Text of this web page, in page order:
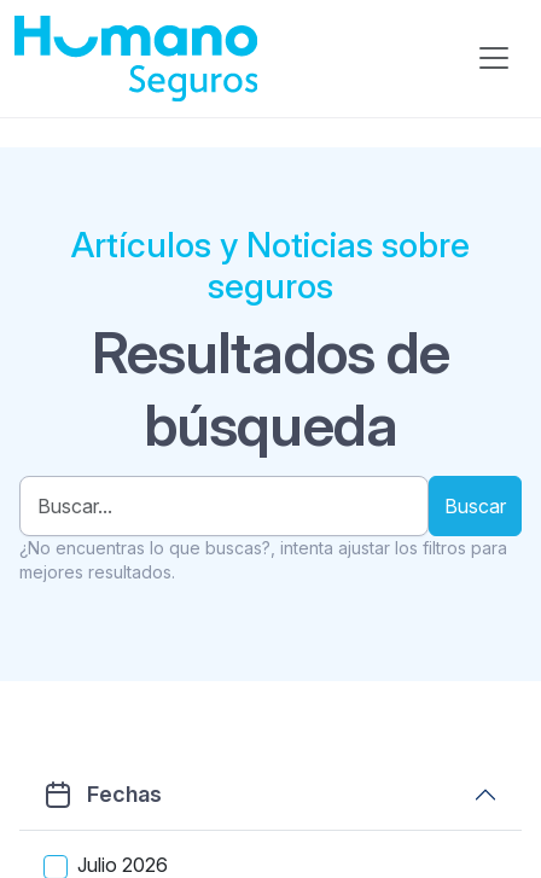
Artículos y Noticias sobre
seguros
Resultados de
búsqueda
Buscar
¿No encuentras lo que buscas?, intenta ajustar los filtros para
mejores resultados.
Fechas
Julio 2026